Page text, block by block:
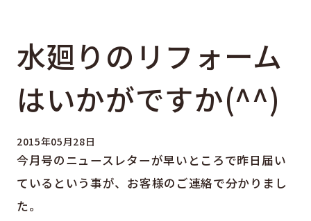
水廻りのリフォーム
はいかがですか(^^)
2015年05月28日
今月号のニュースレターが早いところで昨日届い
ているという事が、お客様のご連絡で分かりまし
た。